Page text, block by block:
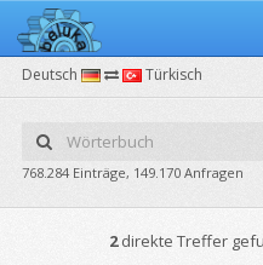
Deutsch Türkisch
768.284 Einträge, 149.170 Anfragen
2direkte Treffer